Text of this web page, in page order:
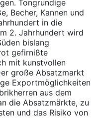
Tongrundige
Becher, Kannen und
in die
2. Jahrhundert wird
bislang
gefirnißte
mit kunstvollen
große Absatzmarkt
Exportmöglichkeiten
aus dem
die Absatzmärkte, zu
und das Risiko von